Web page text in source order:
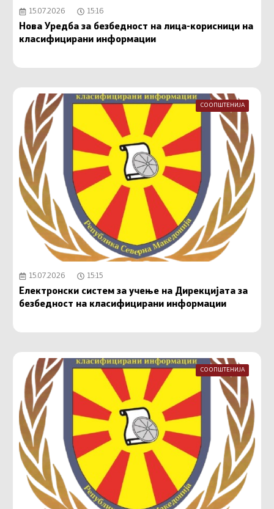
15.07.2026 15:16
Нова Уредба за безбедност на лица-корисници на
класифицирани информации
СООПШТЕНИЈА
15.07.2026 15:15
Електронски систем за учење на Дирекцијата за
безбедност на класифицирани информации
СООПШТЕНИЈА